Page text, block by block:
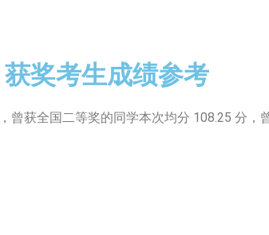
获奖考生成绩参考
获全国二等奖的同学本次均分 108.25 分，